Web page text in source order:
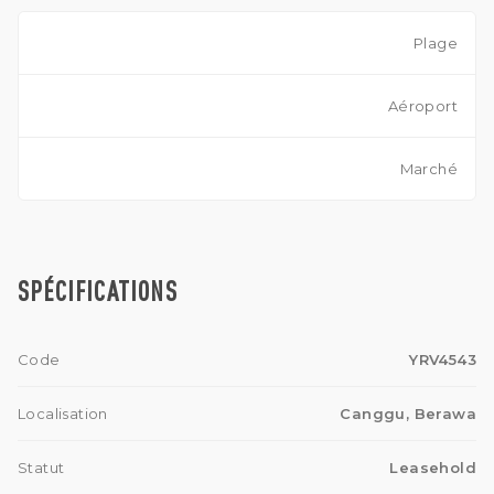
la communauté dynamique et familiale de Berawa.
Plage
Aéroport
Marché
SPÉCIFICATIONS
Code YRV4543
Localisation Canggu, Berawa
Statut Leasehold